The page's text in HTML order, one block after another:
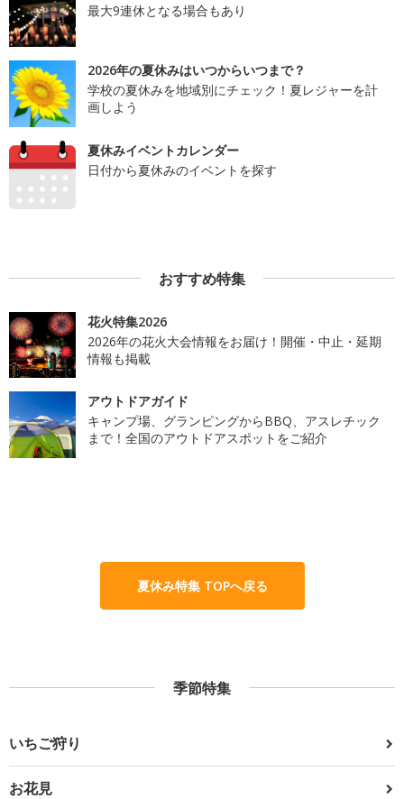
最大9連休となる場合もあり
2026年の夏休みはいつからいつまで？
学校の夏休みを地域別にチェック！夏レジャーを計
画しよう
夏休みイベントカレンダー
日付から夏休みのイベントを探す
おすすめ特集
花火特集2026
2026年の花火大会情報をお届け！開催・中止・延期
情報も掲載
アウトドアガイド
キャンプ場、グランピングからBBQ、アスレチック
まで！全国のアウトドアスポットをご紹介
夏休み特集 TOPへ戻る
季節特集
いちご狩り
お花見